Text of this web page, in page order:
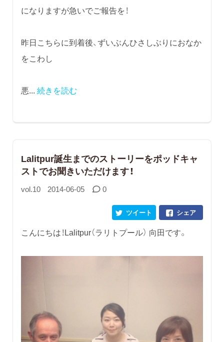
になりますが急いでご報告を！
昨日こちらに到着後、ずいぶんひさしぶりにおなか
をこわし
悪... 続きを読む
Lalitpur誕生までのストーリーをポッドキャ
ストでお聞きいただけます！
vol.10 2014-06-05 0
シェア
ツイート
こんにちは！Lalitpur（ラリトプール） 向田です。